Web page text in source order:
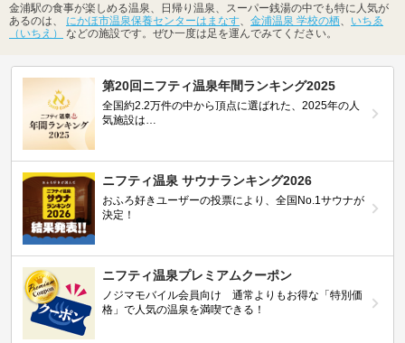
金浦駅の食事が楽しめる温泉、日帰り温泉、スーパー銭湯の中でも特に人気が
あるのは、 にかほ市温泉保養センターはまなす 金浦温泉 学校の栖
いちゑ
（いちえ）
などの施設です。ぜひ一度は足を運んでみてください。
第20回ニフティ温泉年間ランキング2025
全国約2.2万件の中から頂点に選ばれた、2025年の人
気施設は…
ニフティ温泉 サウナランキング2026
おふろ好きユーザーの投票により、全国No.1サウナが
決定！
ニフティ温泉プレミアムクーポン
ノジマモバイル会員向け 通常よりもお得な「特別価
格」で人気の温泉を満喫できる！